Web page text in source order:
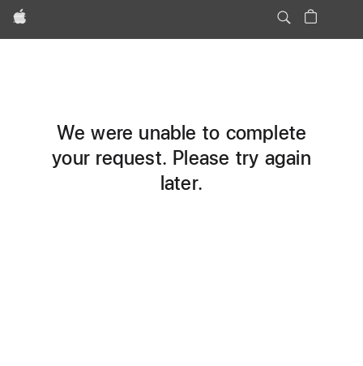
Apple
We were unable to complete
your request. Please try again
later.